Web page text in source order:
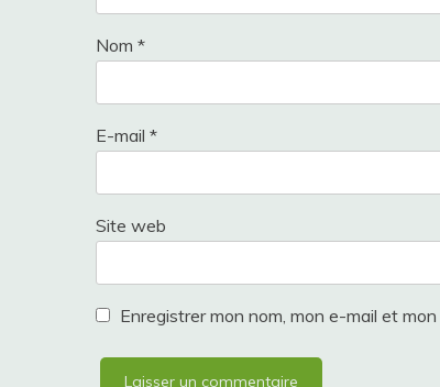
Nom *
E-mail *
Site web
Enregistrer mon nom, mon e-mail et